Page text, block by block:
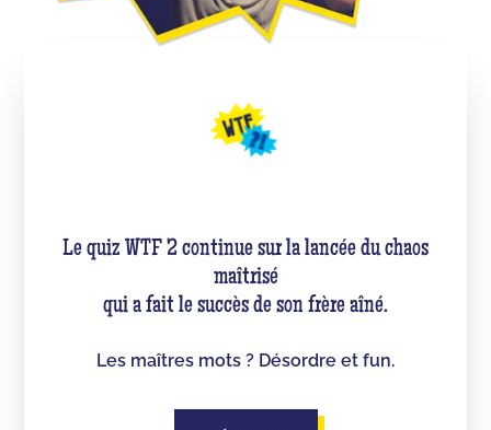
Le quiz WTF 2 continue sur la lancée du chaos
maîtrisé
qui a fait le succès de son frère aîné.
Les maîtres mots ? Désordre et fun.